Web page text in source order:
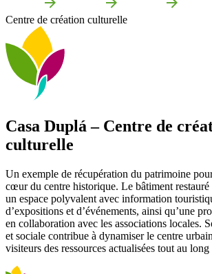
Centre de création culturelle
Casa Duplá – Centre de
culturelle
Un exemple de récupération du patrimoine
cœur du centre historique. Le bâtiment
un espace polyvalent avec information
d’expositions et d’événements, ainsi qu’une
en collaboration avec les associations locales.
et sociale contribue à dynamiser le centre
visiteurs des ressources actualisées tout au long